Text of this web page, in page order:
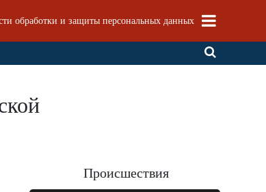
обработки и защиты персональных данных
Происшествия